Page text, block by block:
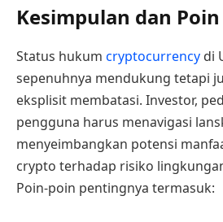
Kesimpulan dan
Status hukum cryptocurrency di
sepenuhnya mendukung tetapi
eksplisit membatasi. Investor,
pengguna harus menavigasi
menyeimbangkan potensi
crypto terhadap risiko
Poin-poin pentingnya termasuk: